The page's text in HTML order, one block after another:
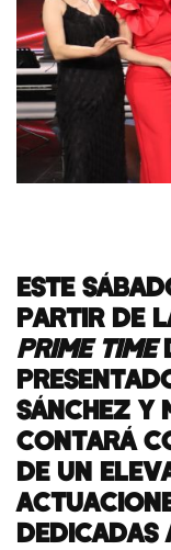
ESTE
PARTIR DE
PRIME TIME
SÁNCHEZ Y
CONTARÁ
DE UN
DEDICADAS